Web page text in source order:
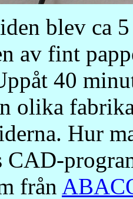
blev ca
av fint
40
olika
Hur
CAD-
från